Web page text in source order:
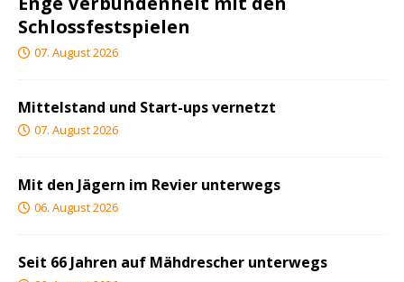
Schlossfestspielen
07. August 2026
Mittelstand und Start-ups vernetzt
07. August 2026
Mit den Jägern im Revier unterwegs
06. August 2026
Seit 66 Jahren auf Mähdrescher unterwegs